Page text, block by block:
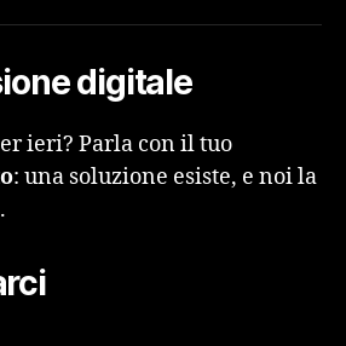
digitale
ieri? Parla con il tuo
: una soluzione esiste, e noi la